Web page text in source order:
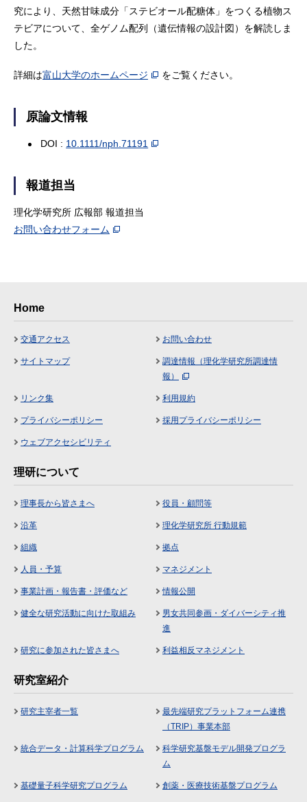
究により、天然甘味成分「ステビオール配糖体」をつくる植物ス
テビアについて、全ゲノム配列（遺伝情報の設計図）を解読しま
した。
詳細は富山大学のホームページ をご覧ください。
原論文情報
DOI : 10.1111/nph.71191
報道担当
理化学研究所 広報部 報道担当
お問い合わせフォーム
Home
交通アクセス お問い合わせ
サイトマップ
調達情報（理化学研究所調達情
報）
リンク集 利用規約
プライバシーポリシー 採用プライバシーポリシー
ウェブアクセシビリティ
理研について
理事長から皆さまへ 役員・顧問等
沿革 理化学研究所 行動規範
組織 拠点
人員・予算 マネジメント
事業計画・報告書・評価など 情報公開
健全な研究活動に向けた取組み
男女共同参画・ダイバーシティ推
進
研究に参加された皆さまへ 利益相反マネジメント
研究室紹介
研究主宰者一覧
最先端研究プラットフォーム連携
（TRIP）事業本部
統合データ・計算科学プログラム
科学研究基盤モデル開発プログラ
ム
基礎量子科学研究プログラム 創薬・医療技術基盤プログラム